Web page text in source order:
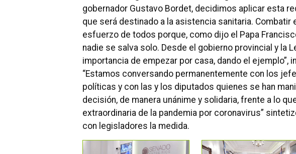
gobernador Gustavo Bordet, decidimos aplicar esta
que será destinado a la asistencia sanitaria. Combatir
esfuerzo de todos porque, como dijo el Papa
nadie se salva solo. Desde el gobierno provincial y la
importancia de empezar por casa, dando el ejemplo”,
“Estamos conversando permanentemente con los
políticas y con las y los diputados quienes se han
decisión, de manera unánime y solidaria, frente a lo
extraordinaria de la pandemia por coronavirus”
con legisladores la medida.